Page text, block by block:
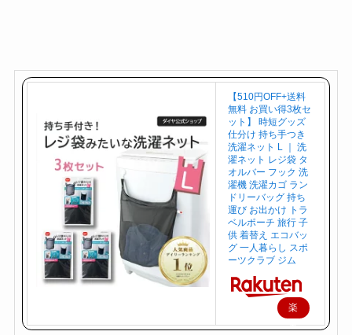
【510円OFF+送料
無料 お買い得3枚セ
ット】 時短グッズ
仕分け 持ち手つき
洗濯ネット L ｜ 洗
濯ネット レジ袋 タ
オルバー フック 洗
濯機 洗濯カゴ ラン
ドリーバッグ 持ち
運び お出かけ トラ
ベルポーチ 旅行 子
供 着替え エコバッ
グ 一人暮らし スポ
ーツクラブ ジム
楽
天